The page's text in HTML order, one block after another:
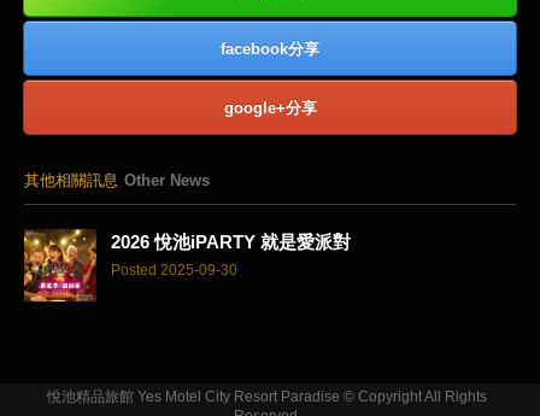
facebook分享
google+分享
其他相關訊息 Other News
2026 悅池iPARTY 就是愛派對
Posted 2025-09-30
悅池精品旅館 Yes Motel City Resort Paradise © Copyright All Rights